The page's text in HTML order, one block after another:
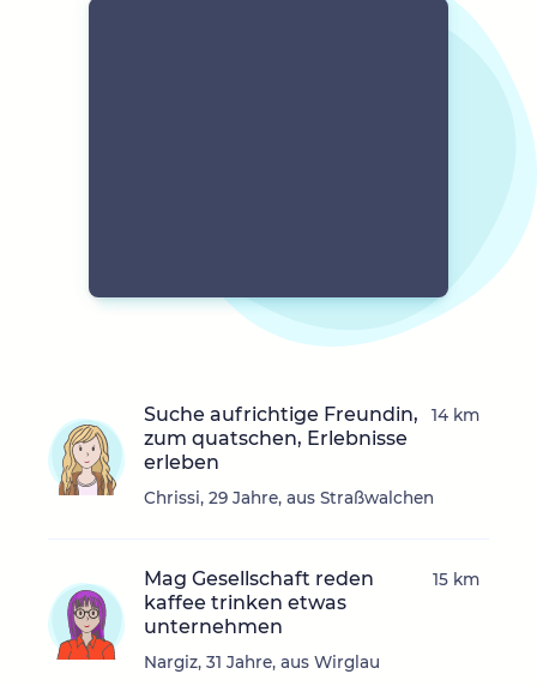
Suche aufrichtige Freundin,
zum quatschen, Erlebnisse
erleben
Chrissi, 29 Jahre, aus Straßwalchen
14 km
Mag Gesellschaft reden
kaffee trinken etwas
unternehmen
Nargiz, 31 Jahre, aus Wirglau
15 km